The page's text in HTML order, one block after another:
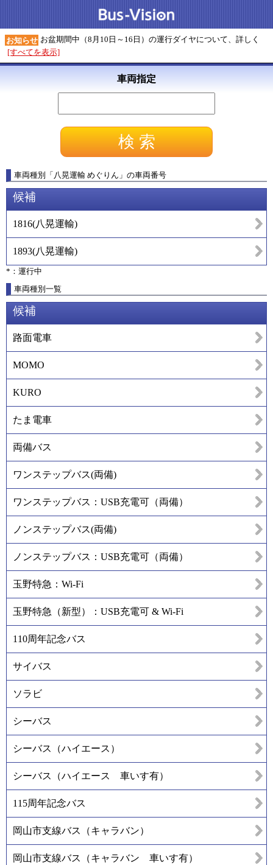
お知らせ お盆期間中（8月10日～16日）の運行ダイヤについて、詳しく
[すべてを表示]
車両指定
車両種別 「 八晃運輸 めぐりん 」 の車両番号
候補
1816(八晃運輸)
1893(八晃運輸)
*：運行中
車両種別一覧
候補
路面電車
MOMO
KURO
たま電車
両備バス
ワンステップバス(両備)
ワンステップバス：USB充電可（両備）
ノンステップバス(両備)
ノンステップバス：USB充電可（両備）
玉野特急：Wi-Fi
玉野特急（新型）：USB充電可 & Wi-Fi
110周年記念バス
サイバス
ソラビ
シーバス
シーバス（ハイエース）
シーバス（ハイエース 車いす有）
115周年記念バス
岡山市支線バス（キャラバン）
岡山市支線バス（キャラバン 車いす有）